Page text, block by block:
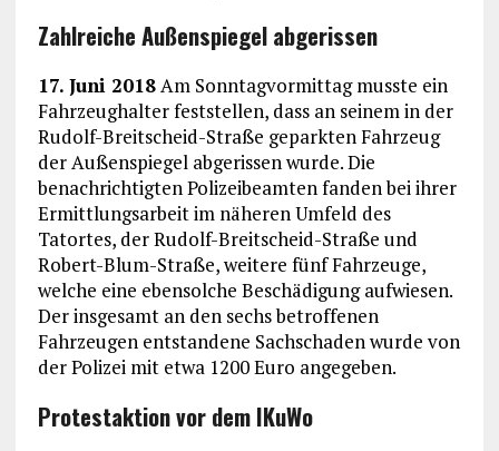
Zahlreiche Außenspiegel abgerissen
17. Juni 2018Am Sonntagvormittag musste ein
Fahrzeughalter feststellen, dass an seinem in der
Rudolf-Breitscheid-Straße geparkten Fahrzeug
der Außenspiegel abgerissen wurde. Die
benachrichtigten Polizeibeamten fanden bei ihrer
Ermittlungsarbeit im näheren Umfeld des
Tatortes, der Rudolf-Breitscheid-Straße und
Robert-Blum-Straße, weitere fünf Fahrzeuge,
welche eine ebensolche Beschädigung aufwiesen.
Der insgesamt an den sechs betroffenen
Fahrzeugen entstandene Sachschaden wurde von
der Polizei mit etwa 1200 Euro angegeben.
Protestaktion vor dem IKuWo